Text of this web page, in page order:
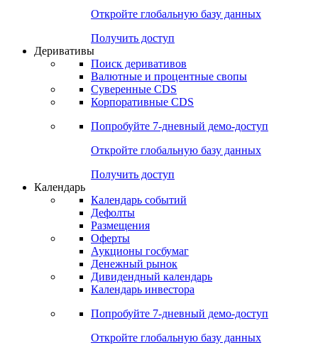
Поиск Mutual Funds
Попробуйте7-дневный
Откройте глобальную базу данных
Получить доступ
Деривативы
Валютные и процентные свопы
Корпоративные CDS
Попробуйте7-дневный
Откройте глобальную базу данных
Получить доступ
Календарь
Календарь событий
Дефолты
Размещения
Оферты
Денежный рынок
Календарь инвестора